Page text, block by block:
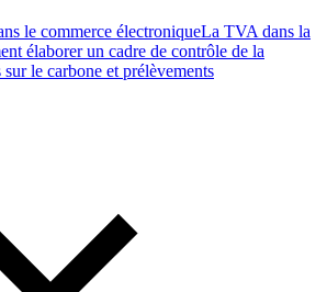
le commerce électroniqueLa TVA dans la
élaborer un cadre de contrôle de la
sur le carbone et prélèvements